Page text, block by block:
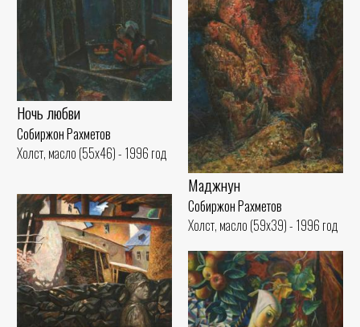
Ночь любви
Собиржон Рахметов
Холст, масло (55x46) - 1996 год
Маджнун
Собиржон Рахметов
Холст, масло (59x39) - 1996 год